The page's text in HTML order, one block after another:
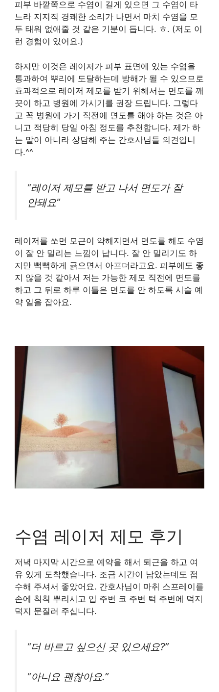
피부 바깥쪽으로 수염이 길게 있으면 그 수염이 타
느라 지지직 경쾌한 소리가 나면서 마치 수염을 모
두 태워 없애줄 것 같은 기분이 듭니다. ㅎ. (저도 이
런 경험이 있어요.)
하지만 이것은 레이저가 피부 표면에 있는 수염을
통과하여 뿌리에 도달하는데 방해가 될 수 있으므로
효과적으로 레이저 제모를 받기 위해서는 면도를 깨
끗이 하고 병원에 가시기를 권장 드립니다. 그렇다
고 꼭 병원에 가기 직전에 면도를 해야 하는 것은 아
니고 적당히 당일 아침 정도를 추천합니다. 제가 하
는 말이 아니라 상담해 주는 간호사님들 의견입니
다.^^
“레이저 제모를 받고 나서 면도가 잘
안돼요”
레이저를 쏘면 모근이 약해지면서 면도를 해도 수염
이 잘 안 밀리는 느낌이 납니다. 잘 안 밀리기도 하
지만 뻑뻑하게 긁으면서 아프더라고요. 피부에도 좋
지 않을 것 같아서 저는 가능한 제모 직전에 면도를
하고 그 뒤로 하루 이틀은 면도를 안 하도록 시술 예
약 일을 잡아요.
수염 레이저 제모 후기
저녁 마지막 시간으로 예약을 해서 퇴근을 하고 여
유 있게 도착했습니다. 조금 시간이 남았는데도 접
수해 주셔서 좋았어요. 간호사님이 마취 스프레이를
손에 칙칙 뿌리시고 입 주변 코 주변 턱 주변에 덕지
덕지 문질러 주십니다.
“더 바르고 싶으신 곳 있으세요?”
“아니요 괜찮아요.”